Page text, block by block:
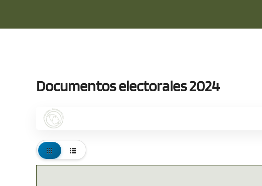
Documentos electorales 2024